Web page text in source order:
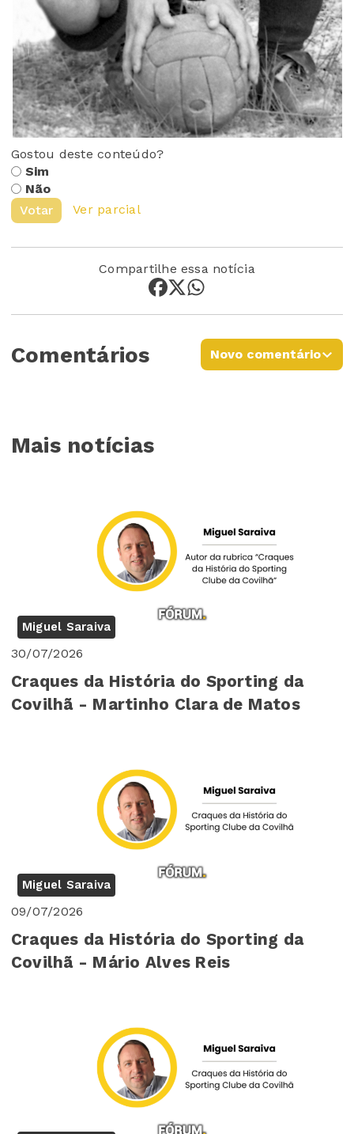
Gostou deste conteúdo?
Sim
Não
Votar
Ver parcial
Compartilhe essa notícia
Comentários Novo comentário
Mais notícias
Miguel Saraiva
30/07/2026
Craques da História do Sporting da
Covilhã - Martinho Clara de Matos
Miguel Saraiva
09/07/2026
Craques da História do Sporting da
Covilhã - Mário Alves Reis